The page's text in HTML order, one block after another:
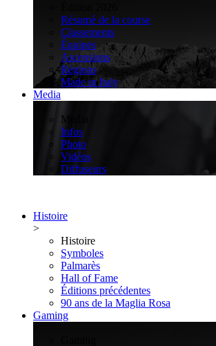
Résumé de la course
Classements
Équipes
Ascensions
Régions
Made in Italy
Media
Media
Infos
Photo
Vidéos
Diffuseurs
Histoire
>
Histoire
Symboles
Palmarès
Hall of Fame
Éditions précédentes
90 ans de la Maglia Rosa
Gaming